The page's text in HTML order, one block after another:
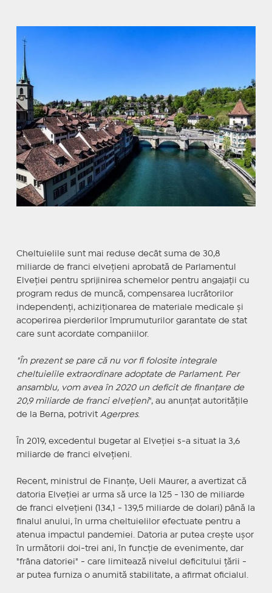
Cheltuielile sunt mai reduse decât suma de 30,8
miliarde de franci elveţieni aprobată de Parlamentul
Elveţiei pentru sprijinirea schemelor pentru angajaţii cu
program redus de muncă, compensarea lucrătorilor
independenţi, achiziţionarea de materiale medicale şi
acoperirea pierderilor împrumuturilor garantate de stat
care sunt acordate companiilor.
"În prezent se pare că nu vor fi folosite integrale
cheltuielile extraordinare adoptate de Parlament. Per
ansamblu, vom avea în 2020 un deficit de finanţare de
20,9 miliarde de franci elveţieni", au anunţat autorităţile
de la Berna, potrivit Agerpres.
În 2019, excedentul bugetar al Elveţiei s-a situat la 3,6
miliarde de franci elveţieni.
Recent, ministrul de Finanţe, Ueli Maurer, a avertizat că
datoria Elveţiei ar urma să urce la 125 - 130 de miliarde
de franci elveţieni (134,1 - 139,5 miliarde de dolari) până la
finalul anului, în urma cheltuielilor efectuate pentru a
atenua impactul pandemiei. Datoria ar putea creşte uşor
în următorii doi-trei ani, în funcţie de evenimente, dar
"frâna datoriei" - care limitează nivelul deficitului ţării -
ar putea furniza o anumită stabilitate, a afirmat oficialul.